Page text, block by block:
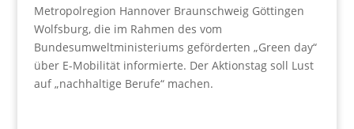
Metropolregion Hannover Braunschweig Göttingen
Wolfsburg, die im Rahmen des vom
Bundesumweltministeriums geförderten „Green day“
über E-Mobilität informierte. Der Aktionstag soll Lust
auf „nachhaltige Berufe“ machen.